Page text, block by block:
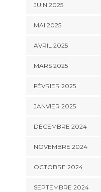
JUIN 2025
MAI 2025
AVRIL 2025
MARS 2025
FÉVRIER 2025
JANVIER 2025
DÉCEMBRE 2024
NOVEMBRE 2024
OCTOBRE 2024
SEPTEMBRE 2024